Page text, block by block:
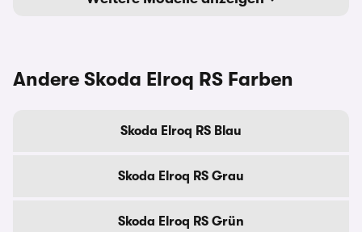
Andere Skoda Elroq RS Farben
Skoda Elroq RS Blau
Skoda Elroq RS Grau
Skoda Elroq RS Grün